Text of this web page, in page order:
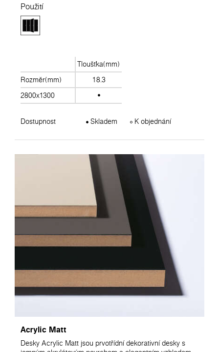
Použití
Tloušťka(mm)
Rozměr(mm)
18.3
2800x1300
Dostupnost Skladem K objednání
Acrylic Matt
Desky Acrylic Matt jsou prvotřídní dekorativní desky s